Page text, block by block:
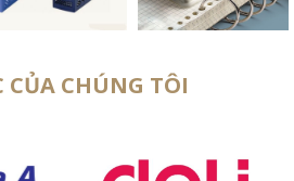
CỦA CHÚNG TÔI